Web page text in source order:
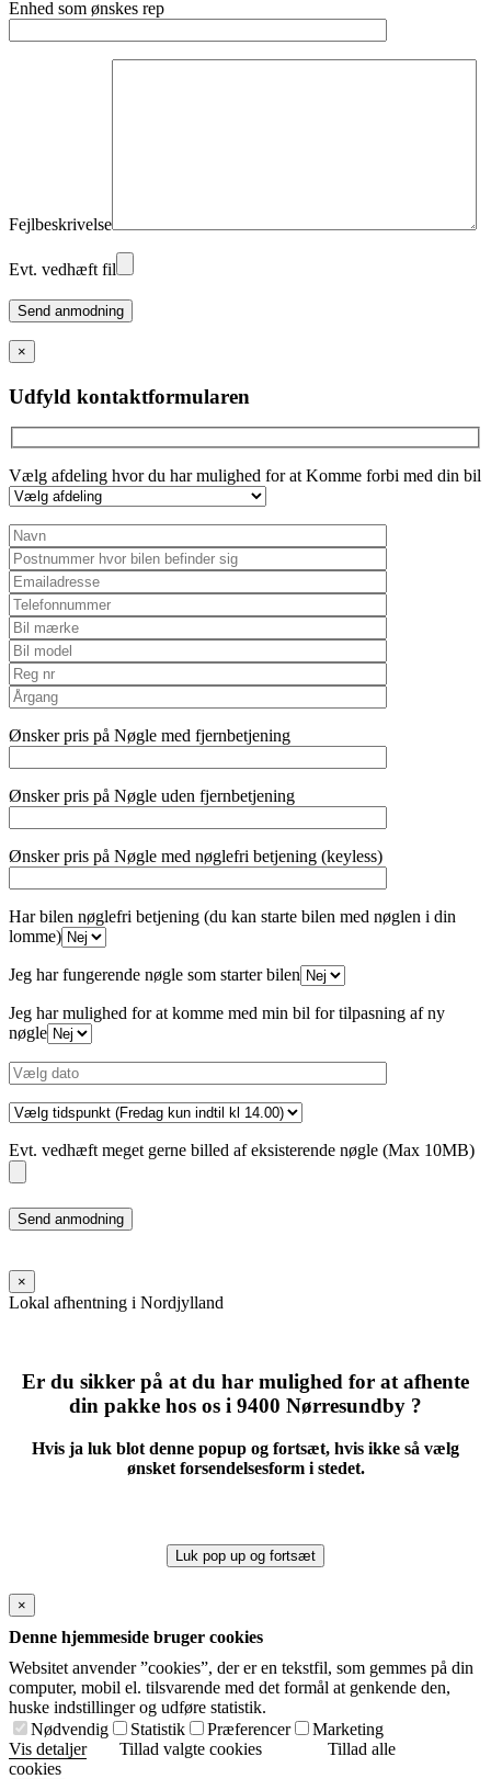
Enhed som ønskes rep
Fejlbeskrivelse
Evt. vedhæft fil
Please
leave
this
field
empty.
×
Udfyld kontaktformularen
Vælg afdeling hvor du har mulighed for at Komme forbi med din bil
Ønsker pris på Nøgle med fjernbetjening
Ønsker pris på Nøgle uden fjernbetjening
Ønsker pris på Nøgle med nøglefri betjening (keyless)
Har bilen nøglefri betjening (du kan starte bilen med nøglen i din
lomme)
Jeg har fungerende nøgle som starter bilen
Jeg har mulighed for at komme med min bil for tilpasning af ny
nøgle
Evt. vedhæft meget gerne billed af eksisterende nøgle (Max 10MB)
Please
leave
field
empty.
×
Lokal afhentning i Nordjylland
Er du sikker på at du har mulighed for at afhente
din pakke hos os i 9400 Nørresundby ?
Hvis ja luk blot denne popup og fortsæt, hvis ikke så vælg
ønsket forsendelsesform i stedet.
Luk pop up og fortsæt
×
Denne hjemmeside bruger cookies
Websitet anvender ”cookies”, der er en tekstfil, som gemmes på din
computer, mobil el. tilsvarende med det formål at genkende den,
huske indstillinger og udføre statistik.
Nødvendig
Statistik Præferencer
Marketing
Vis detaljer
Tillad valgte cookies
Tillad alle
cookies